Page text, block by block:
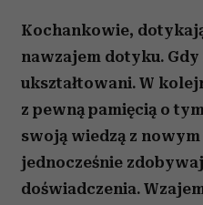
Kochankowie,
nawzajem dotyku. Gdy
ukształtowani. W
z pewną pamięcią o
swoją wiedzą z
jednocześnie
doświadczenia.